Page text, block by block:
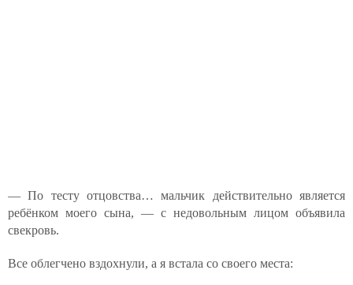
— По тесту отцовства… мальчик действительно является
ребёнком моего сына, — с недовольным лицом объявила
свекровь.
Все облегчено вздохнули, а я встала со своего места: